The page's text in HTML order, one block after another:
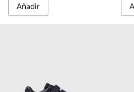
Añadir